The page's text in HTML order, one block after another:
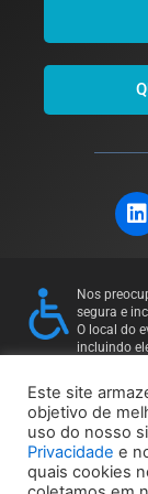
L
i
e
d
i
n
Nos
segura e
O local do
incluindo
contato: 11
Política de
Este site
objetivo de
uso do nosso
Privacidade e
quais cookies